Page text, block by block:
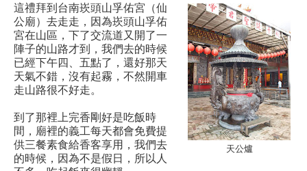
天公爐
這禮拜到台南崁頭山孚佑宮（仙
公廟）去走走，因為崁頭山孚佑
宮在山區，下了交流道又開了一
陣子的山路才到，我們去的時候
已經下午四、五點了，還好那天
天氣不錯，沒有起霧，不然開車
走山路很不好走。
到了那裡上完香剛好是吃飯時
間，廟裡的義工每天都會免費提
供三餐素食給香客享用，我們去
的時候，因為不是假日，所以人